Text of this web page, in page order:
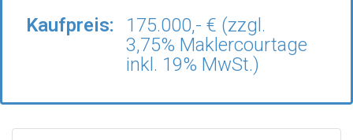
Kaufpreis:
175.000,- € (zzgl.
3,75% Maklercourtage
inkl. 19% MwSt.)